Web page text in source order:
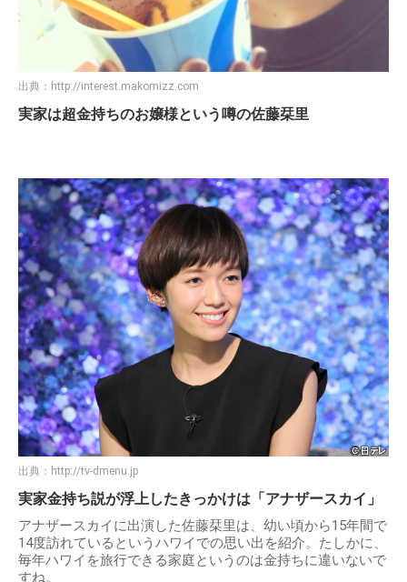
出典： http://interest.makomizz.com
実家は超金持ちのお嬢様という噂の佐藤栞里
出典： http://tv-dmenu.jp
実家金持ち説が浮上したきっかけは「アナザースカイ」
アナザースカイに出演した佐藤栞里は、幼い頃から15年間で
14度訪れているというハワイでの思い出を紹介。たしかに、
毎年ハワイを旅行できる家庭というのは金持ちに違いないで
すね。